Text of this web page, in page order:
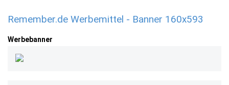
Remember.de Werbemittel - Banner 160x593
Werbebanner